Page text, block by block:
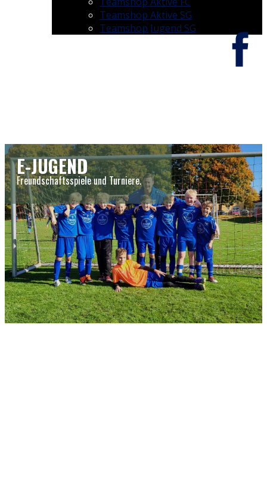
Teamshop Aktive SG
Teamshop Jugend SG
E-JUGEND
Freundschaftsspiele und Turniere.